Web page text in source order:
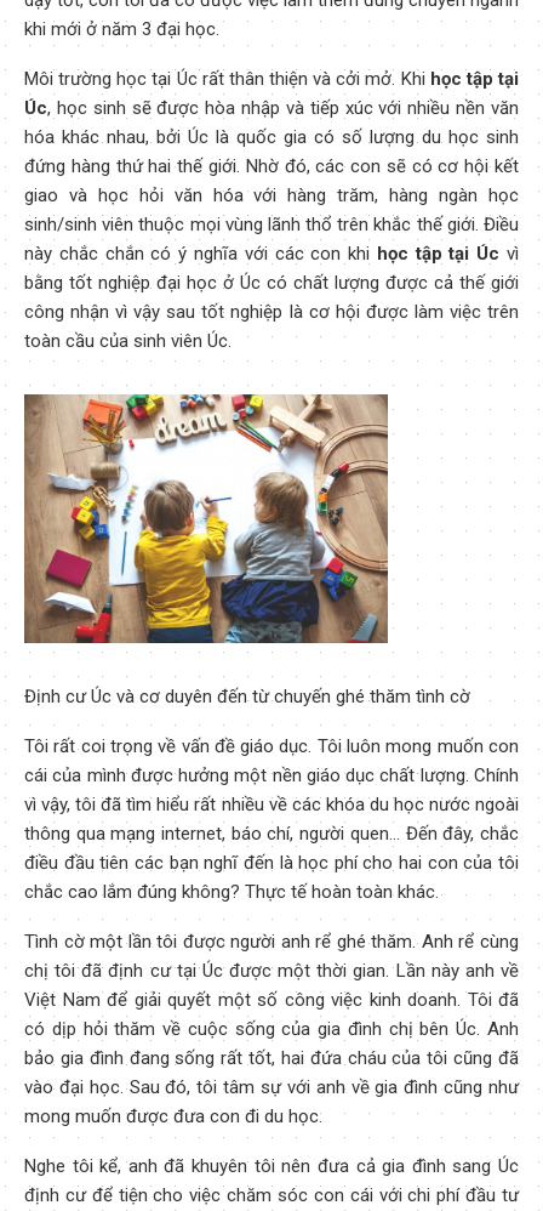
khi mới ở năm 3 đại học.
Môi trường học tại Úc rất thân thiện và cởi mở. Khi học tập tại
Úc, học sinh sẽ được hòa nhập và tiếp xúc với nhiều nền văn
hóa khác nhau, bởi Úc là quốc gia có số lượng du học sinh
đứng hàng thứ hai thế giới. Nhờ đó, các con sẽ có cơ hội kết
giao và học hỏi văn hóa với hàng trăm, hàng ngàn học
sinh/sinh viên thuộc mọi vùng lãnh thổ trên khắc thế giới. Điều
này chắc chắn có ý nghĩa với các con khi học tập tại Úc vì
bằng tốt nghiệp đại học ở Úc có chất lượng được cả thế giới
công nhận vì vậy sau tốt nghiệp là cơ hội được làm việc trên
toàn cầu của sinh viên Úc.
Định cư Úc và cơ duyên đến từ chuyến ghé thăm tình cờ
Tôi rất coi trọng về vấn đề giáo dục. Tôi luôn mong muốn con
cái của mình được hưởng một nền giáo dục chất lượng. Chính
vì vậy, tôi đã tìm hiểu rất nhiều về các khóa du học nước ngoài
thông qua mạng internet, báo chí, người quen… Đến đây, chắc
điều đầu tiên các bạn nghĩ đến là học phí cho hai con của tôi
chắc cao lắm đúng không? Thực tế hoàn toàn khác.
Tình cờ một lần tôi được người anh rể ghé thăm. Anh rể cùng
chị tôi đã định cư tại Úc được một thời gian. Lần này anh về
Việt Nam để giải quyết một số công việc kinh doanh. Tôi đã
có dịp hỏi thăm về cuộc sống của gia đình chị bên Úc. Anh
bảo gia đình đang sống rất tốt, hai đứa cháu của tôi cũng đã
vào đại học. Sau đó, tôi tâm sự với anh về gia đình cũng như
mong muốn được đưa con đi du học.
Nghe tôi kể, anh đã khuyên tôi nên đưa cả gia đình sang Úc
định cư để tiện cho việc chăm sóc con cái với chi phí đầu tư